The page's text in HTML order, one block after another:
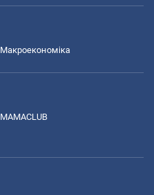
Макроекономіка
MAMACLUB